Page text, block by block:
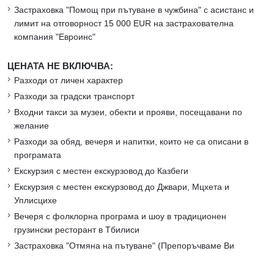
Застраховка "Помощ при пътуване в чужбина" с асистанс и
лимит на отговорност 15 000 EUR на застрахователна
компания "Евроинс"
ЦЕНАТА НЕ ВКЛЮЧВА:
Разходи от личен характер
Разходи за градски транспорт
Входни такси за музеи, обекти и прояви, посещавани по
желание
Разходи за обяд, вечеря и напитки, които не са описани в
програмата
Екскурзия с местен екскурзовод до Казбеги
Екскурзия с местен екскурзовод до Джвари, Мцхета и
Уплисцихе
Вечеря с фолклорна програма и шоу в традиционен
грузински ресторант в Тбилиси
Застраховка "Отмяна на пътуване" (Препоръчваме Ви